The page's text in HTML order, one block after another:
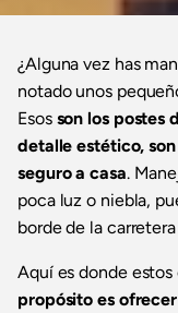
¿Alguna vez has
notado unos
Esos son los postes
detalle estético,
seguro a casa.
poca luz o niebla,
borde de la
Aquí es donde
propósito es